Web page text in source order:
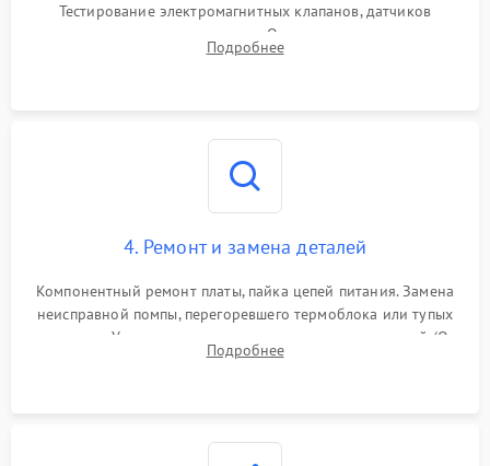
Тестирование электромагнитных клапанов, датчиков
температуры и расходомера. Оценка степени износа
жерновов кофемолки, уплотнительных колец гидросистемы
Подробнее
4. Ремонт и замена деталей
Компонентный ремонт платы, пайка цепей питания. Замена
неисправной помпы, перегоревшего термоблока или тупых
жерновов. Установка новых силиконовых уплотнителей (O-
ring) и тефлоновых трубок для надежного устранения
Подробнее